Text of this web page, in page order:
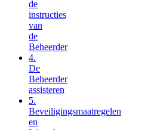
de
instructies
van
de
Beheerder
4.
De
Beheerder
assisteren
5.
Beveiligingsmaatregelen
en